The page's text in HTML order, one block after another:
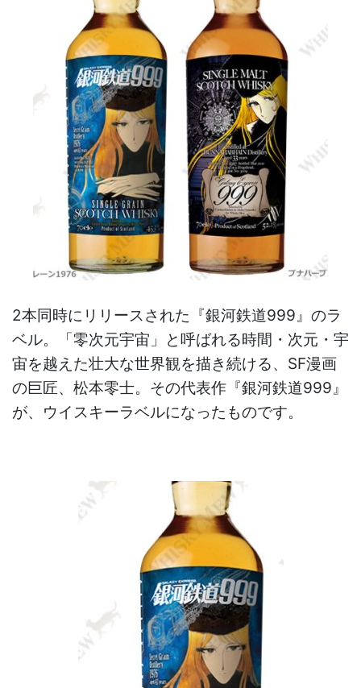
2本同時にリリースされた『銀河鉄道999』のラ
ベル。「零次元宇宙」と呼ばれる時間・次元・宇
宙を越えた壮大な世界観を描き続ける、SF漫画
の巨匠、松本零士。その代表作『銀河鉄道999』
が、ウイスキーラベルになったものです。